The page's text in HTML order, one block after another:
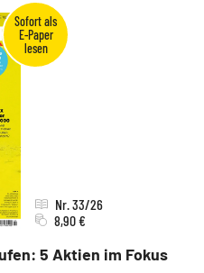
5 Aktien im Fokus
Nr. 33/26
8,90 €